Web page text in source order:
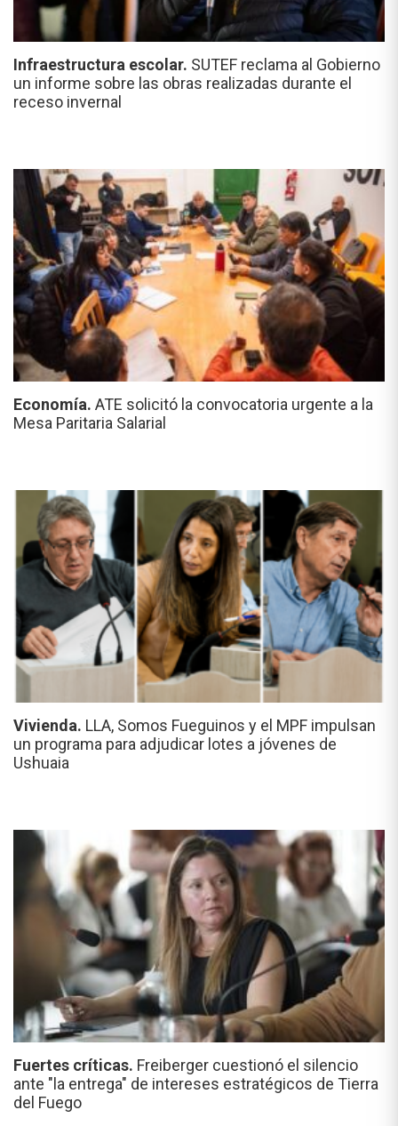
Infraestructura escolar. SUTEF reclama al Gobierno
un informe sobre las obras realizadas durante el
receso invernal
Economía. ATE solicitó la convocatoria urgente a la
Mesa Paritaria Salarial
Vivienda. LLA, Somos Fueguinos y el MPF impulsan
un programa para adjudicar lotes a jóvenes de
Ushuaia
Fuertes críticas. Freiberger cuestionó el silencio
ante "la entrega" de intereses estratégicos de Tierra
del Fuego